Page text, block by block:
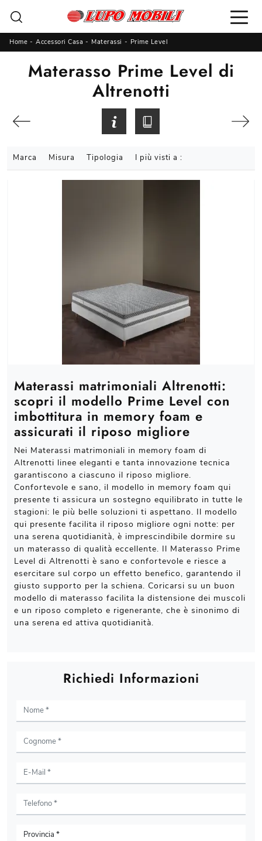
Home - Accessori Casa - Materassi - Prime Level
Materasso Prime Level di
Altrenotti
Marca Misura Tipologia I più visti a :
Materassi matrimoniali Altrenotti:
scopri il modello Prime Level con
imbottitura in memory foam e
assicurati il riposo migliore
Nei Materassi matrimoniali in memory foam di
Altrenotti linee eleganti e tanta innovazione tecnica
garantiscono a ciascuno il riposo migliore.
Confortevole e sano, il modello in memory foam qui
presente ti assicura un sostegno equilibrato in tutte le
stagioni: le più belle soluzioni ti aspettano. Il modello
qui presente facilita il riposo migliore ogni notte: per
una serena quotidianità, è imprescindibile dormire su
un materasso di qualità eccellente. Il Materasso Prime
Level di Altrenotti è sano e confortevole e riesce a
esercitare sul corpo un effetto benefico, garantendo il
giusto supporto per la schiena. Coricarsi su un buon
modello di materasso facilita la distensione dei muscoli
e un riposo completo e rigenerante, che è sinonimo di
una serena ed attiva quotidianità.
Richiedi Informazioni